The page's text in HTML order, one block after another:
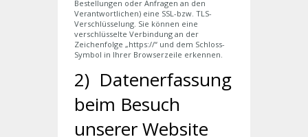
Bestellungen oder Anfragen an den
Verantwortlichen) eine SSL-bzw. TLS-
Verschlüsselung. Sie können eine
verschlüsselte Verbindung an der
Zeichenfolge „https://“ und dem Schloss-
Symbol in Ihrer Browserzeile erkennen.
2) Datenerfassung
beim Besuch
unserer Website